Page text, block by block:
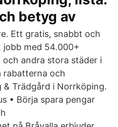
betyg av
Ett gratis, snabbt och
med 54.000+
andra stora städer i
rabatterna och
Trädgård i Norrköping.
• Börja spara pengar